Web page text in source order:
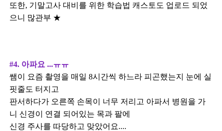
또한, 기말고사 대비를 위한 학습법 캐스토도 업로드 되었
으니 많관부 ★
#4. 아파요 ...ㅠㅠ
쌤이 요즘 촬영을 매일 8시간씩 하느라 피곤했는지 눈에 실
핏줄도 터지고
판서하다가 오른쪽 손목이 너무 저리고 아파서 병원을 가
니 신경이 연결 되어있는 목과 팔에
신경 주사를 따당하고 맞았어요....